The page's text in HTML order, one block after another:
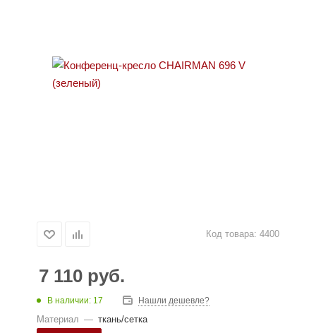
Код товара: 4400
7 110 руб.
В наличии: 17 Нашли дешевле?
Материал — ткань/сетка